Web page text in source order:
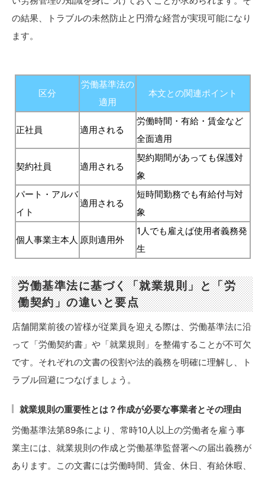
の結果、トラブルの未然防止と円滑な経営が実現可能になり
ます。
区分
労働基準法の
適用
本文との関連ポイント
正社員 適用される
労働時間・有給・賃金など
全面適用
契約社員 適用される
契約期間があっても保護対
象
パート・アルバ
イト
適用される
短時間勤務でも有給付与対
象
個人事業主本人 原則適用外
1人でも雇えば使用者義務発
生
労働基準法に基づく「就業規則」と「労
働契約」の違いと要点
店舗開業前後の皆様が従業員を迎える際は、労働基準法に沿
って「労働契約書」や「就業規則」を整備することが不可欠
です。それぞれの文書の役割や法的義務を明確に理解し、ト
ラブル回避につなげましょう。
就業規則の重要性とは？作成が必要な事業者とその理由
労働基準法第89条により、常時10人以上の労働者を雇う事
業主には、就業規則の作成と労働基準監督署への届出義務が
あります。この文書には労働時間、賃金、休日、有給休暇、